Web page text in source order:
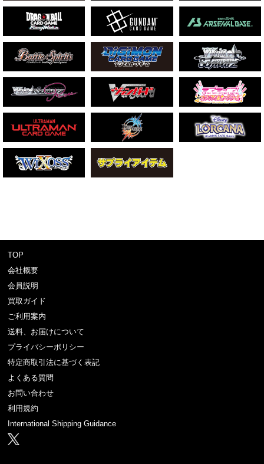
TOP
会社概要
会員説明
買取ガイド
ご利用案内
送料、お届けについて
プライバシーポリシー
特定商取引法に基づく表記
よくある質問
お問い合わせ
利用規約
International Shipping Guidance